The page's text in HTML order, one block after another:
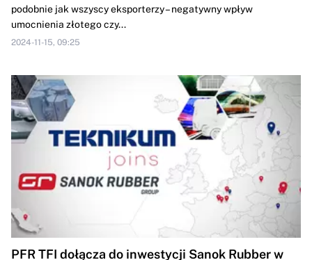
podobnie jak wszyscy eksporterzy – negatywny wpływ
umocnienia złotego czy...
2024-11-15, 09:25
PFR TFI dołącza do inwestycji Sanok Rubber w